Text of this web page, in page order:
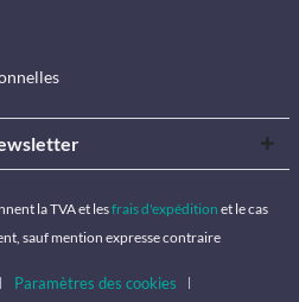
la TVA et lesfrais d'expédition et le cas
sauf mention expresse contraire
Paramètres des cookies